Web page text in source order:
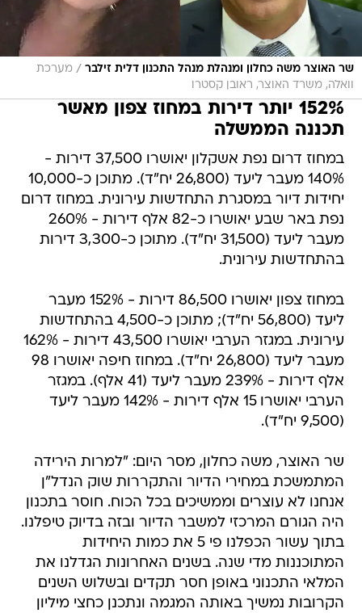
שר האוצר משה כחלון ומנהלת מנהל התכנון דלית זילבר / מערכת
וואלה, משרד האוצר, ראובן קסטרו
152% יותר דירות במחוז צפון מאשר
תכננה הממשלה
במחוז דרום נפת אשקלון יאושרו 37,500 דירות -
140% מעבר ליעד (26,800 יח"ד). מתוכן כ-10,000
יחידות דיור במסגרת התחדשות עירונית. במחוז דרום
נפת באר שבע יאושרו כ-82 אלף דירות - 260%
מעבר ליעד (31,500 יח"ד). מתוכן כ-3,300 דירות
בהתחדשות עירונית.
במחוז צפון יאושרו 86,500 דירות - 152% מעבר
ליעד (56,800 יח"ד); מתוכן כ-4,500 בהתחדשות
עירונית. במגזר הערבי יאושרו 43,500 דירות - 162%
מעבר ליעד (26,800 יח"ד). במחוז חיפה יאושרו 98
אלף דירות - 239% מעבר ליעד (41 אלף). במגזר
הערבי יאושרו 15 אלף דירות - 142% מעבר ליעד
(9,500 יח"ד).
שר האוצר, משה כחלון, מסר היום: "למרות הירידה
המתמשכת במחירי הדיור והתקררות שוק הנדל"ן
אנחנו לא עוצרים וממשיכים בכל הכוח. חוסר בתכנון
היה הגורם המרכזי למשבר הדיור ובזה בדיוק טיפלנו.
בתוך עשור הכפלנו פי 5 את כמות היחידות
המתוכננות מדי שנה. בשנים האחרונות הגדלנו את
המלאי התכנוני באופן חסר תקדים ובשלוש השנים
הקרובות נמשיך באותה המגמה ונתכנן כחצי מיליון